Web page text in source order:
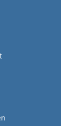
Alles
2025
LUTHEKA